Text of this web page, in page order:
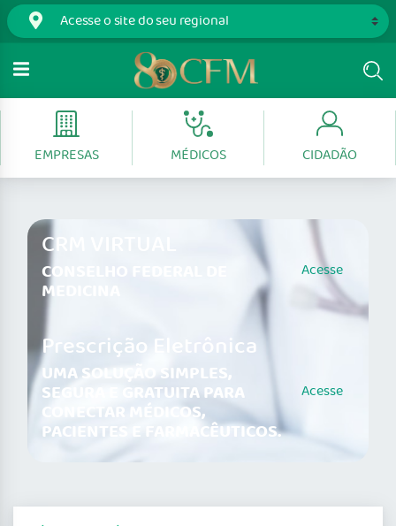
EMPRESAS MÉDICOS CIDADÃO
CRM VIRTUAL
CONSELHO FEDERAL DE
MEDICINA
Acesse
Prescrição Eletrônica
UMA SOLUÇÃO SIMPLES,
SEGURA E GRATUITA PARA
CONECTAR MÉDICOS,
PACIENTES E FARMACÊUTICOS.
Acesse